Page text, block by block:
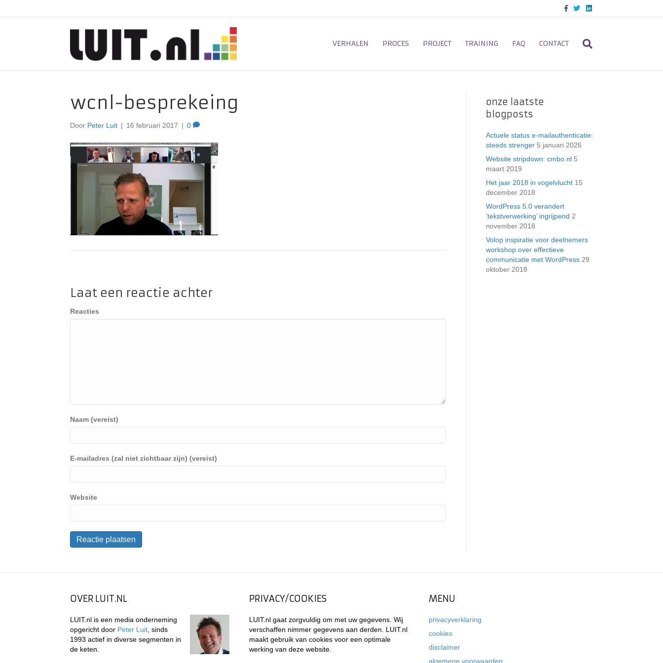
c
o
o
T
i
e
L
n
d
VERHALEN PROCES PROJECT TRAINING FAQ CONTACT
wcnl-besprekeing
Door Peter Luit | 16 februari 2017 | 0
Laat een reactie achter
Reacties
Naam (vereist)
E-mailadres (zal niet zichtbaar zijn) (vereist)
Website
onze laatste
blogposts
Actuele status e-mailauthenticatie:
steeds strenger 5 januari 2026
Website stripdown: cmbo.nl 5
maart 2019
Het jaar 2018 in vogelvlucht 15
december 2018
WordPress 5.0 verandert
’tekstverwerking’ ingrijpend 2
november 2018
Volop inspiratie voor deelnemers
workshop over effectieve
communicatie met WordPress 29
oktober 2018
OVER LUIT.NL
LUIT.nl is een media onderneming
opgericht door Peter Luit , sinds
1993 actief in diverse segmenten in
de keten.
PRIVACY/COOKIES
LUIT.nl gaat zorgvuldig om met uw gegevens. Wij
verschaffen nimmer gegevens aan derden. LUIT.nl
maakt gebruik van cookies voor een optimale
werking van deze website.
MENU
privacyverklaring
cookies
disclaimer
algemene voorwaarden